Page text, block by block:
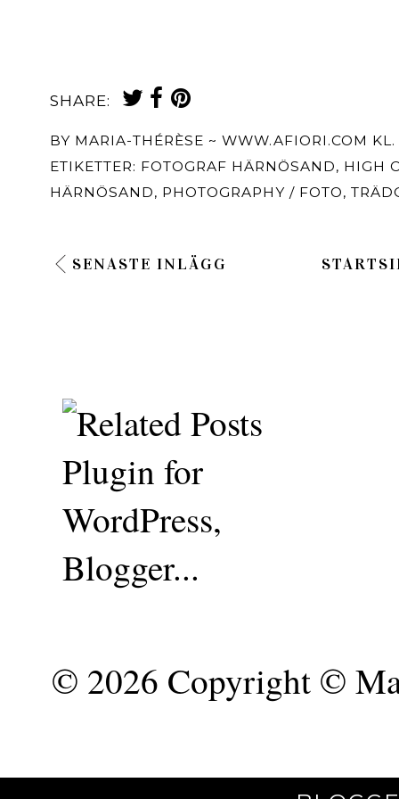
SHARE:
BY MARIA-THÉRÈSE ~ WWW.AFIORI.COM KL.
ETIKETTER: FOTOGRAF HÄRNÖSAND, HIGH
HÄRNÖSAND, PHOTOGRAPHY / FOTO,
SENASTE INLÄGG
© 2026 Copyright ©